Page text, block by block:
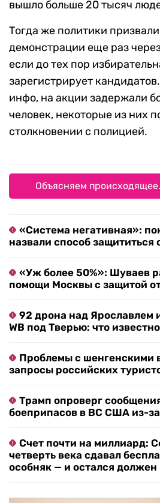
вышло больше 20 тысяч
Тогда же политики
демонстрации еще раз
если до тех пор
зарегистрирует
инфо, на акции задержали
человек, некоторые из них
столкновении с полицией.
Объясняем происходящее.
«Система негативная»:
назвали способ защититься
«Уж более 50%»: Шуваев
помощи Москвы с защитой
92 дрона над Ярославлем
WB под Тверью: что
Проблемы с шенгенскими
запросы российских
Трамп опроверг
боеприпасов в ВС США из-
Счет почти на миллиард:
четверть века сдавал
особняк — и остался должен